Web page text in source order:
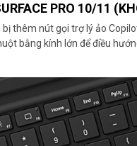
PRO 10/11
thêm nút gọi trợ lý ảo
bằng kính lớn để điều